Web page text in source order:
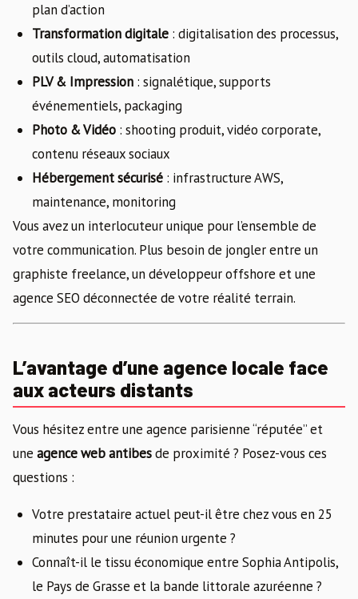
plan d’action
Transformation digitale : digitalisation des processus,
outils cloud, automatisation
PLV & Impression : signalétique, supports
événementiels, packaging
Photo & Vidéo : shooting produit, vidéo corporate,
contenu réseaux sociaux
Hébergement sécurisé : infrastructure AWS,
maintenance, monitoring
Vous avez un interlocuteur unique pour l’ensemble de
votre communication. Plus besoin de jongler entre un
graphiste freelance, un développeur offshore et une
agence SEO déconnectée de votre réalité terrain.
L’avantage d’une agence locale face
aux acteurs distants
Vous hésitez entre une agence parisienne “réputée” et
une agence web antibesde proximité ? Posez-vous ces
questions :
Votre prestataire actuel peut-il être chez vous en 25
minutes pour une réunion urgente ?
Connaît-il le tissu économique entre Sophia Antipolis,
le Pays de Grasse et la bande littorale azuréenne ?